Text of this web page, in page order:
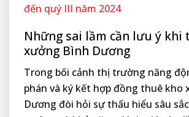
đến quý III năm 2024
Những sai lầm cần lưu ý khi
xưởng Bình Dương
Trong bối cảnh thị trường năng
phán và ký kết hợp đồng thuê kho
Dương đòi hỏi sự thấu hiểu sâu